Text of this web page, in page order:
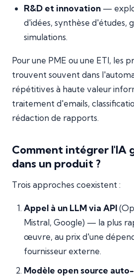
R&D et innovation —
d'idées, synthèse d'études,
simulations.
Pour une PME ou une ETI, les
trouvent souvent dans
répétitives à haute valeur
traitement d'emails,
rédaction de rapports.
Comment intégrer l'IA
dans un produit ?
Trois approches coexistent :
Appel à un LLM via API
Mistral, Google) — la plus
œuvre, au prix d'une
fournisseur externe.
Modèle open source